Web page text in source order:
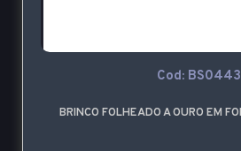
Cod: BS0443
BRINCO FOLHEADO A OURO EM